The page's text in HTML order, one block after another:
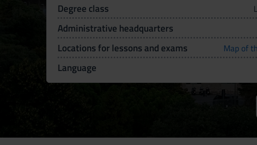
Degree class
Administrative headquarters
Locations for lessons and exams Map of
Language